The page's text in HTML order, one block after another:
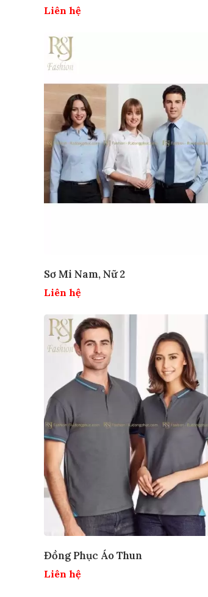
Liên hệ
Sơ Mi Nam, Nữ 2
Liên hệ
Đồng Phục Áo Thun
Liên hệ